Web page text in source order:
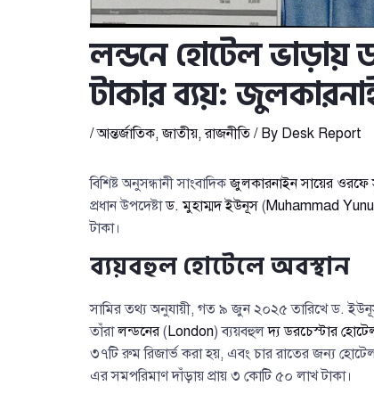
লন্ডনে হোটেল ভাড়ায়
টাকার ব্যয়:
/আন্তর্জাতিক,জাতীয়,রাজনীতি/ By Desk Report
বিশিষ্ট অনুসন্ধানী সাংবাদিকজুলকারনাইন সায়ের ওরফে
প্রধান উপদেষ্টাড. মুহাম্মদ ইউনূস(Muhammad
টাকা।
ব্যয়বহুল হোটেলে অবস্থান
সামির তথ্য অনুযায়ী, গত ৯ জুন ২০২৫ তারিখে ড.
তাঁরালন্ডনের(London) ব্যয়বহুলদ্য ডরচেস্টার
৩৭টি রুম রিজার্ভ করা হয়, এবং চার রাতের জন্য
এর সমপরিমাণ দাঁড়ায় প্রায় ৩ কোটি ৫০ লাখ টাকা।